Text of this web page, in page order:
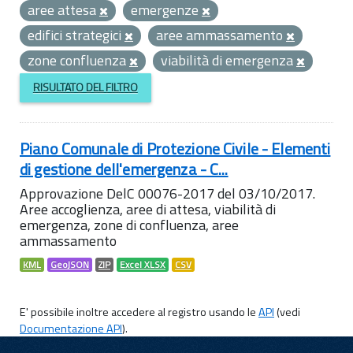
aree attesa
emergenze
edifici strategici
aree ammassamento
zone confluenza
viabilità di emergenza
RISULTATO DEL FILTRO
Piano Comunale di Protezione Civile - Elementi
di gestione dell'emergenza - C...
Approvazione DelC 00076-2017 del 03/10/2017.
Aree accoglienza, aree di attesa, viabilità di
emergenza, zone di confluenza, aree
ammassamento
KML GeoJSON ZIP Excel XLSX CSV
E' possibile inoltre accedere al registro usando leAPI(vedi
Documentazione API).